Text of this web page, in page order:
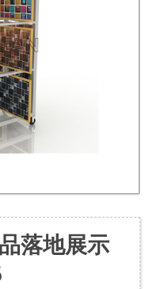
落地展示